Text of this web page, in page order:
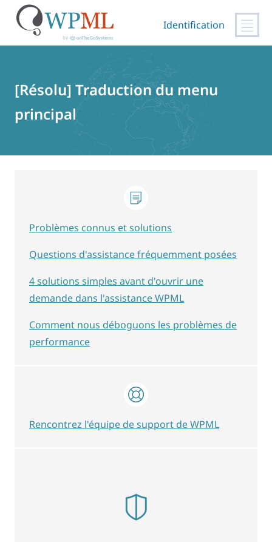
Identification
[Résolu] Traduction du menu
principal
Problèmes connus et solutions
Questions d'assistance fréquemment posées
4 solutions simples avant d'ouvrir une
demande dans l'assistance WPML
Comment nous déboguons les problèmes de
performance
Rencontrez l'équipe de support de WPML